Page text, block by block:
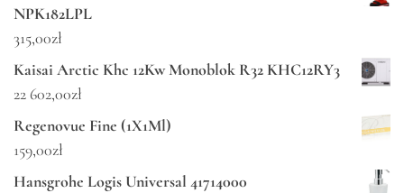
NPK182LPL
315,00zł
Kaisai Arctic Khc 12Kw Monoblok R32 KHC12RY3
22 602,00zł
Regenovue Fine (1X1Ml)
159,00zł
Hansgrohe Logis Universal 41714000